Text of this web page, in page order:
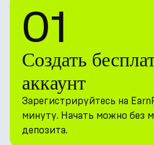
01
Создать
аккаунт
Зарегистрируйтесь на
минуту. Начать можно без
депозита.